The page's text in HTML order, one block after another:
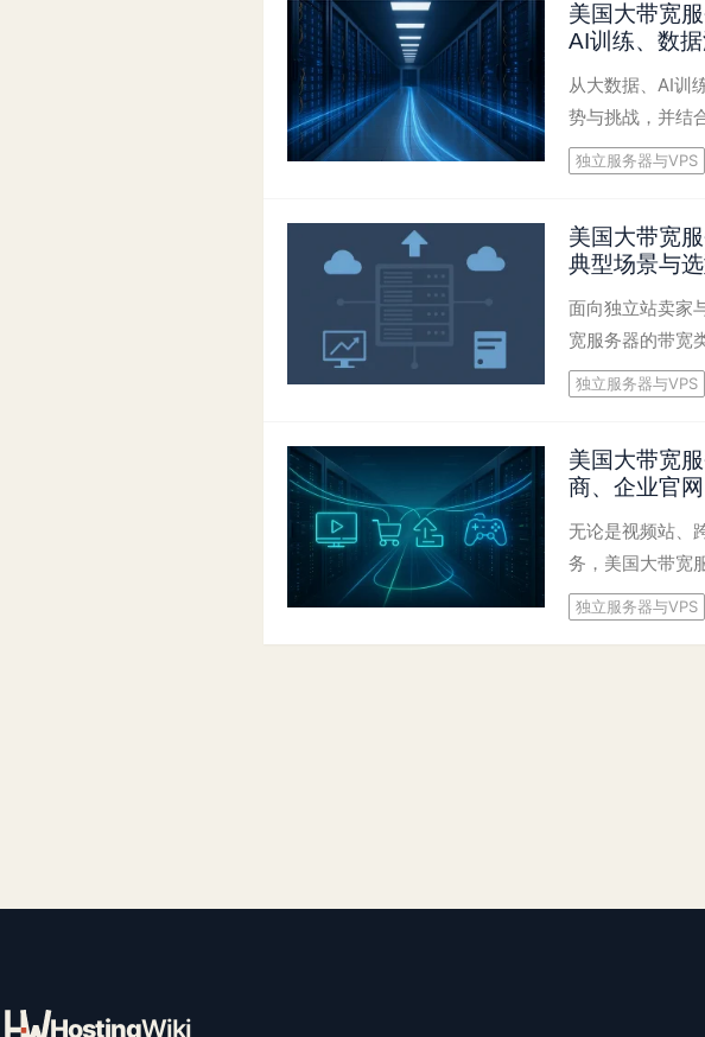
美国大带宽
AI训练、数
从大数据、AI训
势与挑战，并结
独立服务器与VPS
美国大带宽
典型场景与
面向独立站卖家
宽服务器的带宽
独立服务器与VPS
美国大带宽
商、企业官
无论是视频站、
务，美国大带宽
独立服务器与VPS
HostingWiki